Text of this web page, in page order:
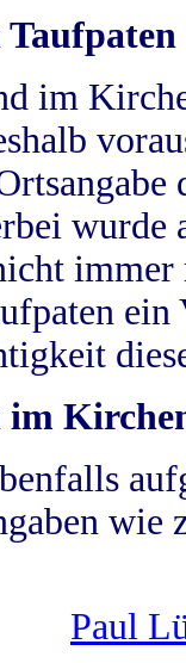
Taufpaten
im
wurde
im
wie
Paul